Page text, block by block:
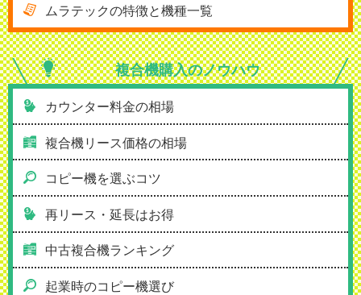
ムラテックの特徴と機種一覧
複合機購入のノウハウ
カウンター料金の相場
複合機リース価格の相場
コピー機を選ぶコツ
再リース・延長はお得
中古複合機ランキング
起業時のコピー機選び